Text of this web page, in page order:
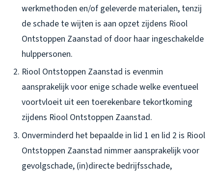
werkmethoden en/of geleverde materialen, tenzij
de schade te wijten is aan opzet zijdens Riool
Ontstoppen Zaanstad of door haar ingeschakelde
hulppersonen.
Riool Ontstoppen Zaanstad is evenmin
aansprakelijk voor enige schade welke eventueel
voortvloeit uit een toerekenbare tekortkoming
zijdens Riool Ontstoppen Zaanstad.
Onverminderd het bepaalde in lid 1 en lid 2 is Riool
Ontstoppen Zaanstad nimmer aansprakelijk voor
gevolgschade, (in)directe bedrijfsschade,